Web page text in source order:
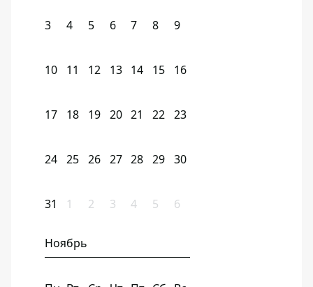
3 4 5 6 7 8 9
10 11 12 13 14 15 16
17 18 19 20 21 22 23
24 25 26 27 28 29 30
31 1 2 3 4 5 6
Ноябрь